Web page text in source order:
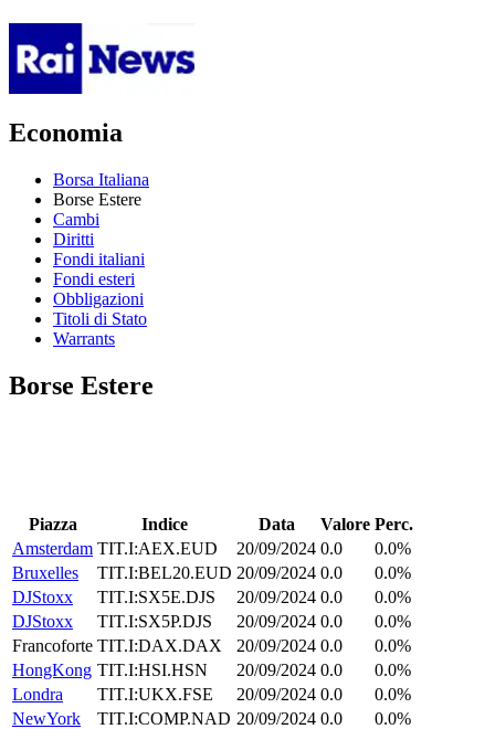
Economia
Borsa Italiana
Borse Estere
Cambi
Diritti
Fondi italiani
Fondi esteri
Obbligazioni
Titoli di Stato
Warrants
Borse Estere
Piazza Indice Data Valore Perc.
Amsterdam TIT.I:AEX.EUD 20/09/2024 0.0
0.0%
Bruxelles
TIT.I:BEL20.EUD 20/09/2024 0.0
0.0%
DJStoxx
TIT.I:SX5E.DJS 20/09/2024 0.0
0.0%
DJStoxx
TIT.I:SX5P.DJS 20/09/2024 0.0
0.0%
Francoforte TIT.I:DAX.DAX 20/09/2024 0.0
0.0%
HongKong TIT.I:HSI.HSN 20/09/2024 0.0
0.0%
Londra
TIT.I:UKX.FSE 20/09/2024 0.0
0.0%
NewYork
TIT.I:COMP.NAD 20/09/2024 0.0
0.0%